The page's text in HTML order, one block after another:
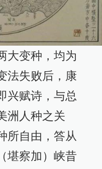
大变种，均为
法失败后，康
兴赋诗，与总
洲人种之关
所自由，答从
堪察加）峡昔